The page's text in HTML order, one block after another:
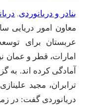
بنادر و دریانوردی,
معاون امور دریایی
عربستان برای
امارات، قطر و عمان
آمادگی کرده اند. به
ترابران، مجید
دریانوردی گفت: در